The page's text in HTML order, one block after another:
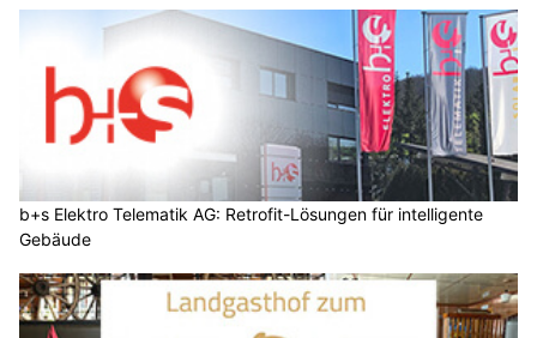
b+s Elektro Telematik AG: Retrofit-Lösungen für intelligente
Gebäude